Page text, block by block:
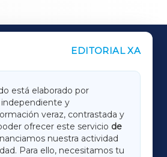
EDITORIAL XA
está elaborado por
independiente y
veraz, contrastada y
ofrecer este servicio de
nuestra actividad
Para ello, necesitamos tu
LUGOXA
TERRACHAXA